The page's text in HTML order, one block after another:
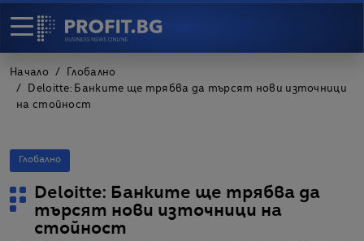
Начало
Глобално
Deloitte: Банките ще трябва да търсят нови източници
на стойност
Глобално
Deloitte: Банките ще трябва да
търсят нови източници на
стойност